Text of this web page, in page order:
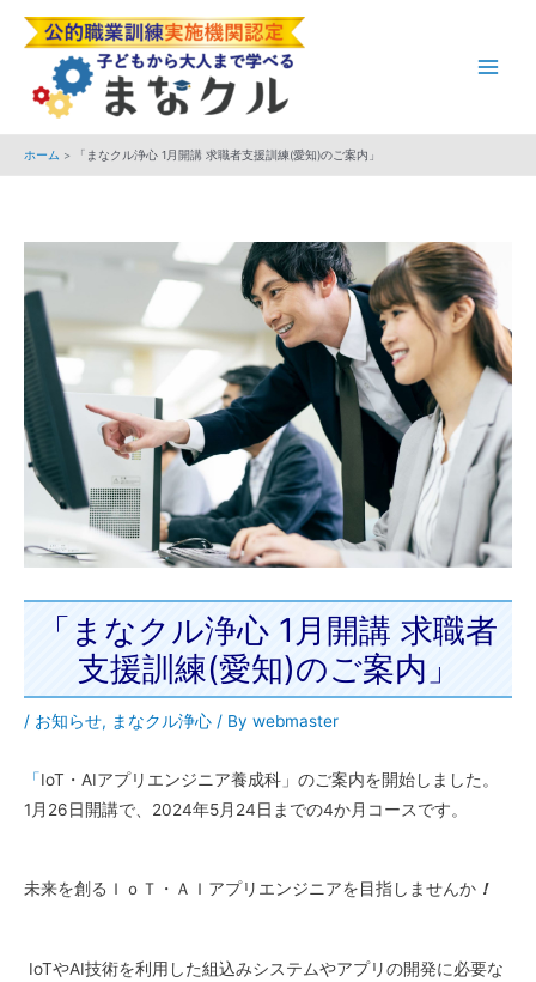
キ
ホーム 「まなクル浄心 1月開講 求職者支援訓練(愛知)のご案内」
「まなクル浄心 1月開講 求職者
支援訓練(愛知)のご案内」
/ お知らせ, まなクル浄心 / By webmaster
「IoT・AIアプリエンジニア養成科」のご案内を開始しました。
1月26日開講で、2024年5月24日までの4か月コースです。
未来を創るＩｏＴ・ＡＩアプリエンジニアを目指しませんか ！
IoTやAI技術を利用した組込みシステムやアプリの開発に必要な
Post
navigation